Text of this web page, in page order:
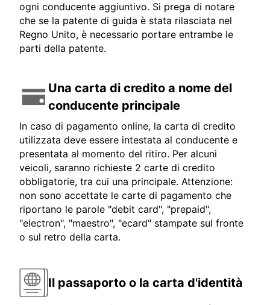
ogni conducente aggiuntivo. Si prega di notare
che se la patente di guida è stata rilasciata nel
Regno Unito, è necessario portare entrambe le
parti della patente.
Una carta di credito a nome del
conducente principale
In caso di pagamento online, la carta di credito
utilizzata deve essere intestata al conducente e
presentata al momento del ritiro. Per alcuni
veicoli, saranno richieste 2 carte di credito
obbligatorie, tra cui una principale. Attenzione:
non sono accettate le carte di pagamento che
riportano le parole "debit card", "prepaid",
"electron", "maestro", "ecard" stampate sul fronte
o sul retro della carta.
Il passaporto o la carta d'identità